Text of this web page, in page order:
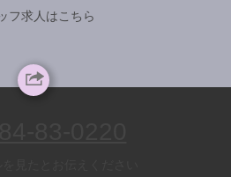
フ求人はこちら